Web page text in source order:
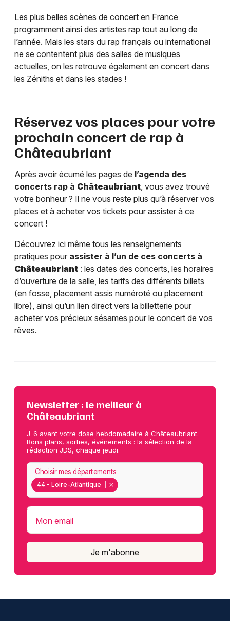
Les plus belles scènes de concert en France
programment ainsi des artistes rap tout au long de
l’année. Mais les stars du rap français ou international
ne se contentent plus des salles de musiques
actuelles, on les retrouve également en concert dans
les Zéniths et dans les stades !
Réservez vos places pour votre
prochain concert de rap à
Châteaubriant
Après avoir écumé les pages de l’agenda des
concerts rap à Châteaubriant, vous avez trouvé
votre bonheur ? Il ne vous reste plus qu’à réserver vos
places et à acheter vos tickets pour assister à ce
concert !
Découvrez ici même tous les renseignements
pratiques pour assister à l’un de ces concerts à
Châteaubriant : les dates des concerts, les horaires
d’ouverture de la salle, les tarifs des différents billets
(en fosse, placement assis numéroté ou placement
libre), ainsi qu’un lien direct vers la billetterie pour
acheter vos précieux sésames pour le concert de vos
rêves.
Newsletter : le meilleur à
Châteaubriant
J-6 avant votre dose hebdomadaire à Châteaubriant.
Bons plans, sorties, événements : la sélection de la
rédaction JDS, chaque jeudi.
44 - Loire-Atlantique
Choisir mes départements
Mon email
Je m'abonne